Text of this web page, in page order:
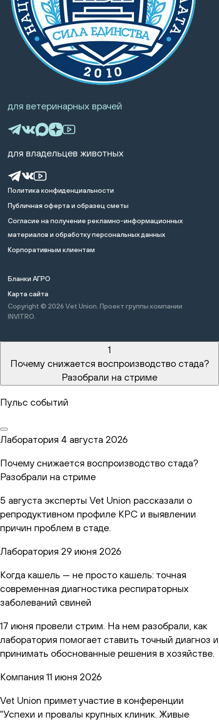
Политика конфиденциальности
Публичная оферта и образец сметы
Cогласие на получение рекламно-информационных
материалов и обработку персональных данных
Корпоративным клиентам
Бланки АГРО
Карта сайта
Copyright © 2026 Vet Union. Проект группы компании
INVITRO.
для ветеринарных врачей
для владельцев животных
1
Почему снижается воспроизводство стада?
Разобрали на стриме
Пульс событий
Лаборатория 4 августа 2026
Почему снижается воспроизводство стада?
Разобрали на стриме
5 августа эксперты Vet Union рассказали о
репродуктивном профиле КРС и выявлении
причин проблем в стаде.
Лаборатория 29 июня 2026
Когда кашель — не просто кашель: точная
современная диагностика респираторных
заболеваний свиней
17 июня провели стрим. На нем разобрали, как
лаборатория помогает ставить точный диагноз и
принимать обоснованные решения в хозяйстве.
Компания 11 июня 2026
Vet Union примет участие в конференции
"Успехи и провалы крупных клиник. Живые